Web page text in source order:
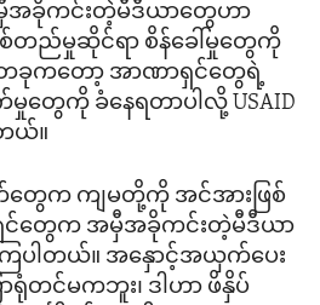
မှီအခိုကင်းတဲ့မီဒီယာတွေဟာ
စ်တည်မှုဆိုင်ရာ စိန်ခေါ်မှုတွေကို
တခုကတော့ အာဏာရှင်တွေရဲ့
ေကို ခံနေရတာပါလို့ USAID
ယ်။
ေက ကျမတို့ကို အင်အားဖြစ်
တွေက အမှီအခိုကင်းတဲ့မီဒီယာ
ပါတယ်။ အနှောင့်အယှက်ပေး
ရုံတင်မကဘူး၊ ဒါဟာ ဖိနှိပ်